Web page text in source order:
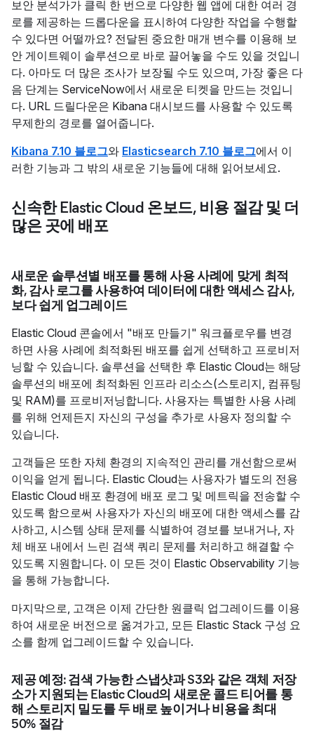
보안 분석가가 클릭 한 번으로 다양한 웹 앱에 대한 여러 경
로를 제공하는 드롭다운을 표시하여 다양한 작업을 수행할
수 있다면 어떨까요? 전달된 중요한 매개 변수를 이용해 보
안 게이트웨이 솔루션으로 바로 끌어놓을 수도 있을 것입니
다. 아마도 더 많은 조사가 보장될 수도 있으며, 가장 좋은 다
음 단계는 ServiceNow에서 새로운 티켓을 만드는 것입니
다. URL 드릴다운은 Kibana 대시보드를 사용할 수 있도록
무제한의 경로를 열어줍니다.
Kibana 7.10 블로그와 Elasticsearch 7.10 블로그에서 이
러한 기능과 그 밖의 새로운 기능들에 대해 읽어보세요.
신속한 Elastic Cloud 온보드, 비용 절감 및 더
많은 곳에 배포
새로운 솔루션별 배포를 통해 사용 사례에 맞게 최적
화, 감사 로그를 사용하여 데이터에 대한 액세스 감사,
보다 쉽게 업그레이드
Elastic Cloud 콘솔에서 "배포 만들기" 워크플로우를 변경
하면 사용 사례에 최적화된 배포를 쉽게 선택하고 프로비저
닝할 수 있습니다. 솔루션을 선택한 후 Elastic Cloud는 해당
솔루션의 배포에 최적화된 인프라 리소스(스토리지, 컴퓨팅
및 RAM)를 프로비저닝합니다. 사용자는 특별한 사용 사례
를 위해 언제든지 자신의 구성을 추가로 사용자 정의할 수
있습니다.
고객들은 또한 자체 환경의 지속적인 관리를 개선함으로써
이익을 얻게 됩니다. Elastic Cloud는 사용자가 별도의 전용
Elastic Cloud 배포 환경에 배포 로그 및 메트릭을 전송할 수
있도록 함으로써 사용자가 자신의 배포에 대한 액세스를 감
사하고, 시스템 상태 문제를 식별하여 경보를 보내거나, 자
체 배포 내에서 느린 검색 쿼리 문제를 처리하고 해결할 수
있도록 지원합니다. 이 모든 것이 Elastic Observability 기능
을 통해 가능합니다.
마지막으로, 고객은 이제 간단한 원클릭 업그레이드를 이용
하여 새로운 버전으로 옮겨가고, 모든 Elastic Stack 구성 요
소를 함께 업그레이드할 수 있습니다.
제공 예정: 검색 가능한 스냅샷과 S3와 같은 객체 저장
소가 지원되는 Elastic Cloud의 새로운 콜드 티어를 통
해 스토리지 밀도를 두 배로 높이거나 비용을 최대
50% 절감